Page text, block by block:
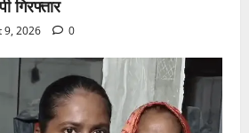
गिरफ्तार
9, 2026 0